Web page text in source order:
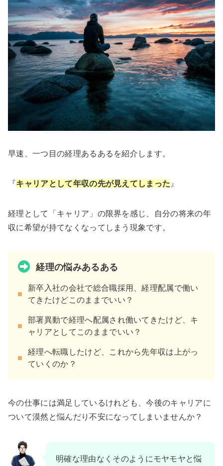
早速、一つ目の経理あるあるを紹介します。
『キャリアとして年収の先が見えてしまった 』
経理として「キャリア」の限界を感じ、自分の将来の年
収に希望が持てなくなってしまう現象です。
経理の悩みあるある
新卒入社の会社で総合職採用、経理配属で働い
てきたけどこのままでいい？
部署異動で経理へ配属され働いてきたけど、キ
ャリアとしてこのままでいい？
経理へ転職したけど、これから先年収は上がっ
ていくのか？
今の仕事には満足しているけれども、今後のキャリアに
ついて漠然と悩んだり不安になってしまいませんか？
明確な理由なくそのようにモヤモヤと悩